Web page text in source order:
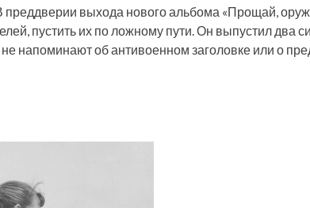
преддверии выхода нового альбома «Прощай,
пустить их по ложному пути. Он выпустил два
не напоминают об антивоенном заголовке или о